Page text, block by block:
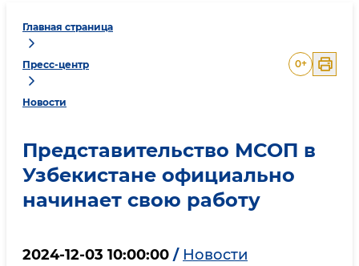
Главная страница
Пресс-центр
Новости
0+
Представительство МСОП в
Узбекистане официально
начинает свою работу
2024-12-03 10:00:00 / Новости